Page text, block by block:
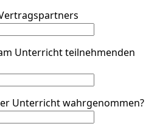
Unterricht teilnehmenden
Unterricht wahrgenommen?